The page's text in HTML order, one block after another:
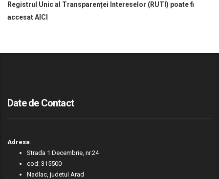
Registrul Unic al Transparenței Intereselor (RUTI) poate fi
accesat AICI
Date de Contact
Adresa:
Strada 1 Decembrie, nr.24
cod: 315500
Nadlac, judetul Arad